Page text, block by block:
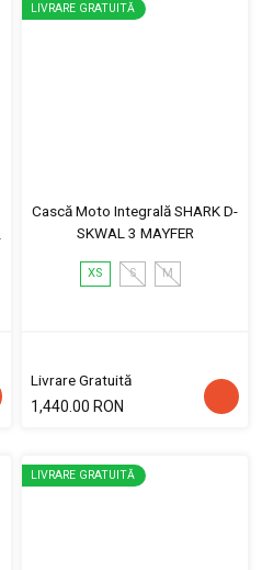
LIVRARE GRATUITĂ
Cască Moto Integrală SHARK D-
SKWAL 3 MAYFER
XS S M
Livrare Gratuită
1,440.00 RON
LIVRARE GRATUITĂ